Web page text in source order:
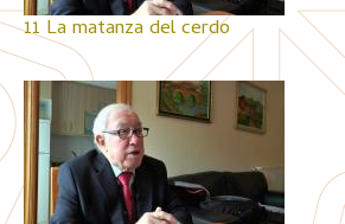
11 La matanza del cerdo